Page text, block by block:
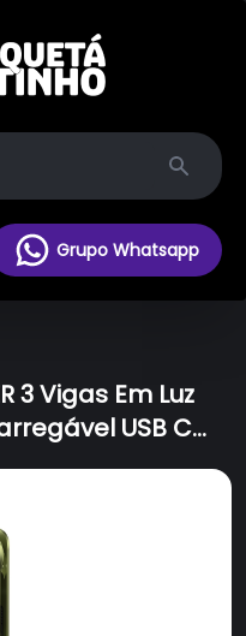
Search
Grupo Whatsapp
3 Vigas Em Luz
USB C
Com RGB .